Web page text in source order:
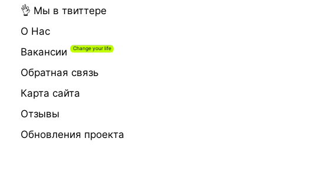
👌 Мы в твиттере
О Нас
Вакансии
Обратная связь
Карта сайта
Отзывы
Обновления проекта